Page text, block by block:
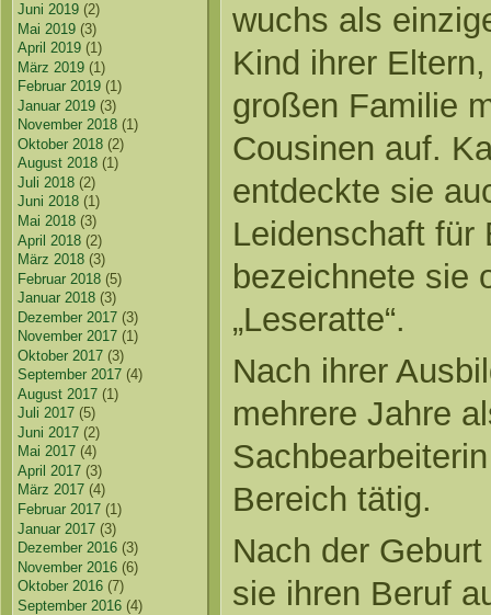
Juni 2019 (2)
Mai 2019 (3)
April 2019 (1)
März 2019 (1)
Februar 2019 (1)
Januar 2019 (3)
November 2018 (1)
Oktober 2018 (2)
August 2018 (1)
Juli 2018 (2)
Juni 2018 (1)
Mai 2018 (3)
April 2018 (2)
März 2018 (3)
Februar 2018 (5)
Januar 2018 (3)
Dezember 2017 (3)
November 2017 (1)
Oktober 2017 (3)
September 2017 (4)
August 2017 (1)
Juli 2017 (5)
Juni 2017 (2)
Mai 2017 (4)
April 2017 (3)
März 2017 (4)
Februar 2017 (1)
Januar 2017 (3)
Dezember 2016 (3)
November 2016 (6)
Oktober 2016 (7)
September 2016 (4)
wuchs als
Kind ihrer
großen Familie
Cousinen auf.
entdeckte sie
Leidenschaft für
bezeichnete sie
„Leseratte“.
Nach ihrer
mehrere Jahre
Bereich tätig.
Nach der
sie ihren Beruf